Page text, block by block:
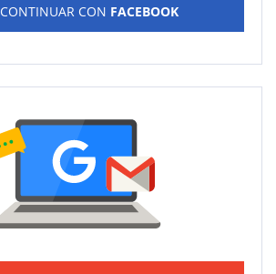
CONTINUAR CON FACEBOOK